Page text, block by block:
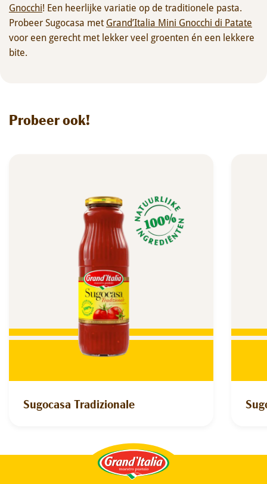
Gnocchi! Een heerlijke variatie op de traditionele pasta.
Probeer Sugocasa met Grand’Italia Mini Gnocchi di Patate
voor een gerecht met lekker veel groenten én een lekkere
bite.
Probeer ook!
Sugocasa Tradizionale
Grand'Italia